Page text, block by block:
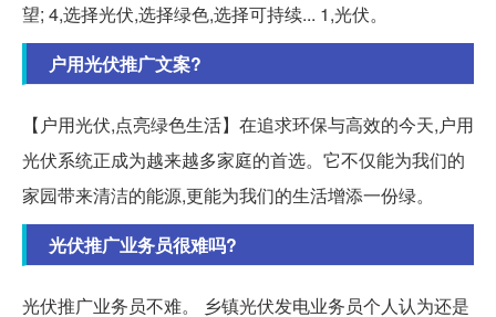
望; 4,选择光伏,选择绿色,选择可持续... 1,光伏。
户用光伏推广文案?
【户用光伏,点亮绿色生活】在追求环保与高效的今天,户用
光伏系统正成为越来越多家庭的首选。它不仅能为我们的
家园带来清洁的能源,更能为我们的生活增添一份绿。
光伏推广业务员很难吗?
光伏推广业务员不难。 乡镇光伏发电业务员个人认为还是